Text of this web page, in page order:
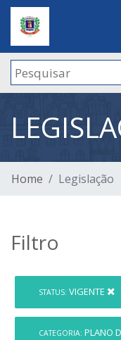
Home Legislação
Filtro
STATUS: VIGENTE
CATEGORIA: PLANO